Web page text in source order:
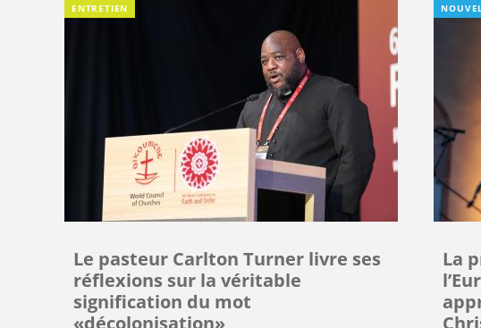
ENTRETIEN
Le pasteur Carlton Turner livre ses
réflexions sur la véritable
signification du mot
La